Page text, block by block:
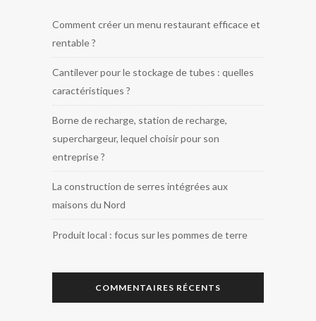
Comment créer un menu restaurant efficace et
rentable ?
Cantilever pour le stockage de tubes : quelles
caractéristiques ?
Borne de recharge, station de recharge,
superchargeur, lequel choisir pour son
entreprise ?
La construction de serres intégrées aux
maisons du Nord
Produit local : focus sur les pommes de terre
COMMENTAIRES RÉCENTS